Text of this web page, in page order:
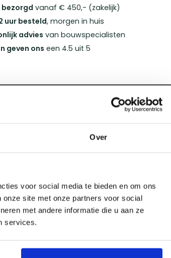
Over
voor social media te bieden en om ons
site met onze partners voor social
met andere informatie die u aan ze
services.
vanaf € 450,- (zakelijk)
uur besteld, morgen in huis
advies van bouwspecialisten
geven ons een 4.5 uit 5
Dynaplus
AR-coating
4